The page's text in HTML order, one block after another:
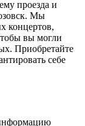
проезда и
Мы
концертов,
вы могли
Приобретайте
себе